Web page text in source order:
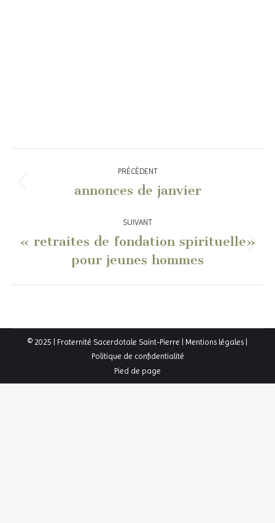
Navigation
article
PRÉCÉDENT
Article
:
annonces de janvier
SUIVANT
Article
suivant
:
« retraites de fondation spirituelle»
pour jeunes hommes
© 2025 | Fraternité Sacerdotale Saint-Pierre | Mentions légales
Politique de confidentialité
Pied de page